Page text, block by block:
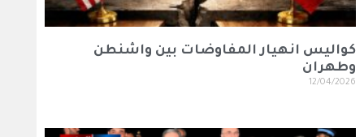
كواليس انهيار المفاوضات بين واشنطن
وطهران
12/04/2026